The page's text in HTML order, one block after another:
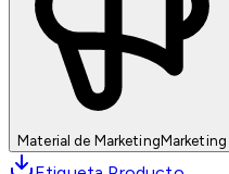
Material de MarketingMarketing